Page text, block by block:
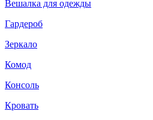
Вешалка для одежды
Гардероб
Зеркало
Комод
Консоль
Кровать